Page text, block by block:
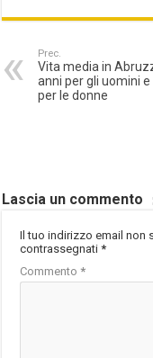
Prec.
Vita media in
anni per gli uomini e
per le donne
Lascia un commento
Il tuo indirizzo email non
contrassegnati*
Commento*